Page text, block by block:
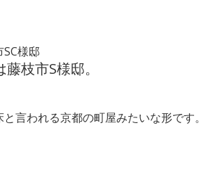
様邸
枝市S様邸。
言われる京都の町屋みたいな形です。